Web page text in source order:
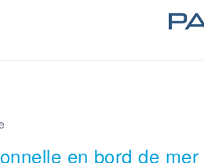
en bord de